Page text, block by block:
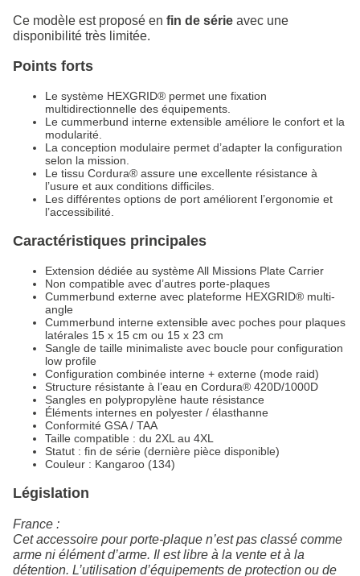
Ce modèle est proposé en fin de série avec une
disponibilité très limitée.
Points forts
Le système HEXGRID® permet une fixation
multidirectionnelle des équipements.
Le cummerbund interne extensible améliore le confort et la
modularité.
La conception modulaire permet d’adapter la configuration
selon la mission.
Le tissu Cordura® assure une excellente résistance à
l’usure et aux conditions difficiles.
Les différentes options de port améliorent l’ergonomie et
l’accessibilité.
Caractéristiques principales
Extension dédiée au système All Missions Plate Carrier
Non compatible avec d’autres porte-plaques
Cummerbund externe avec plateforme HEXGRID® multi-
angle
Cummerbund interne extensible avec poches pour plaques
latérales 15 x 15 cm ou 15 x 23 cm
Sangle de taille minimaliste avec boucle pour configuration
low profile
Configuration combinée interne + externe (mode raid)
Structure résistante à l’eau en Cordura® 420D/1000D
Sangles en polypropylène haute résistance
Éléments internes en polyester / élasthanne
Conformité GSA / TAA
Taille compatible : du 2XL au 4XL
Statut : fin de série (dernière pièce disponible)
Couleur : Kangaroo (134)
Législation
France :
Cet accessoire pour porte-plaque n’est pas classé comme
arme ni élément d’arme. Il est libre à la vente et à la
détention. L’utilisation d’équipements de protection ou de